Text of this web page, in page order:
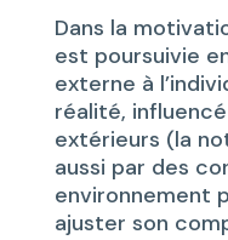
Dans la
est poursuivie
externe à
réalité,
extérieurs (la
aussi par des
environnement
ajuster son